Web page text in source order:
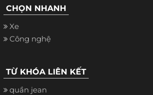
CHỌN NHANH
Xe
Công nghệ
TỪ KHÓA LIÊN KẾT
quần jean